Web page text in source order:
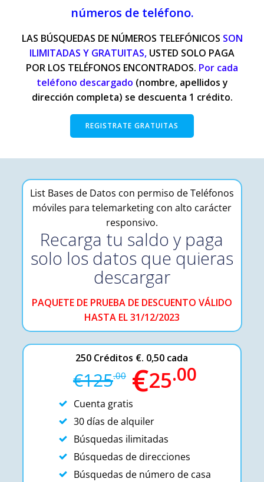
números de teléfono.
LAS BÚSQUEDAS DE NÚMEROS TELEFÓNICOS SON
ILIMITADAS Y GRATUITAS, USTED SOLO PAGA
POR LOS TELÉFONOS ENCONTRADOS. Por cada
teléfono descargado (nombre, apellidos y
dirección completa) se descuenta 1 crédito.
REGISTRATE GRATUITAS
List Bases de Datos con permiso de Teléfonos
móviles para telemarketing con alto carácter
responsivo.
Recarga tu saldo y paga
solo los datos que quieras
descargar
PAQUETE DE PRUEBA DE DESCUENTO VÁLIDO
HASTA EL 31/12/2023
250 Créditos €. 0,50 cada
€125.00 €25.00
Cuenta gratis
30 días de alquiler
Búsquedas ilimitadas
Búsquedas de direcciones
Búsquedas de número de casa